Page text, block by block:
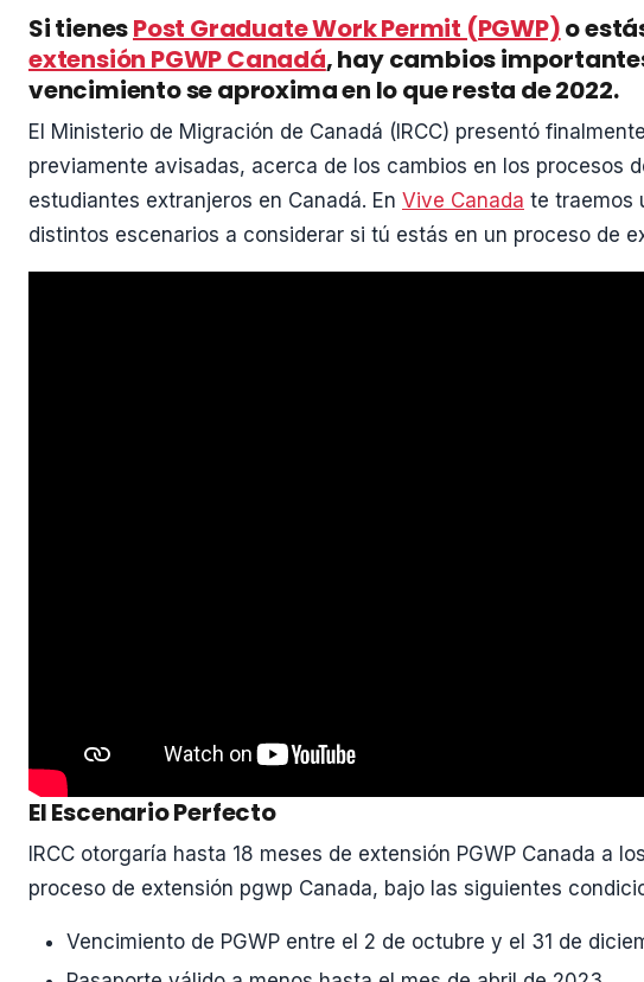
Si tienesPost Graduate Work Permit (PGWP)o
extensión PGWP Canadá, hay cambios
vencimiento se aproxima en lo que resta de 2022.
El Ministerio de Migración de Canadá (IRCC) presentó
previamente avisadas, acerca de los cambios en los procesos
estudiantes extranjeros en Canadá. En Vive Canada te traemos
distintos escenarios a considerar si tú estás en un proceso de
El Escenario Perfecto
IRCC otorgaría hasta 18 meses de extensión PGWP Canada a
proceso de extensión pgwp Canada, bajo las siguientes
Vencimiento de PGWP entre el 2 de octubre y el 31 de